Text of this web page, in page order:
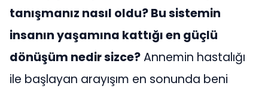
tanışmanız nasıl oldu? Bu sistemin
insanın yaşamına kattığı en güçlü
dönüşüm nedir sizce?Annemin hastalığı
ile başlayan arayışım en sonunda beni